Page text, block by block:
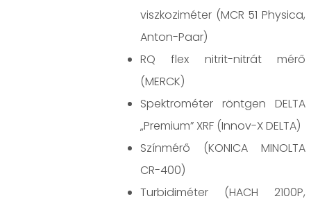
viszkoziméter (MCR 51 Physica,
Anton-Paar)
RQ flex nitrit-nitrát mérő
(MERCK)
Spektrométer röntgen DELTA
„Premium” XRF (Innov-X DELTA)
Színmérő (KONICA MINOLTA
CR-400)
Turbidiméter (HACH 2100P,